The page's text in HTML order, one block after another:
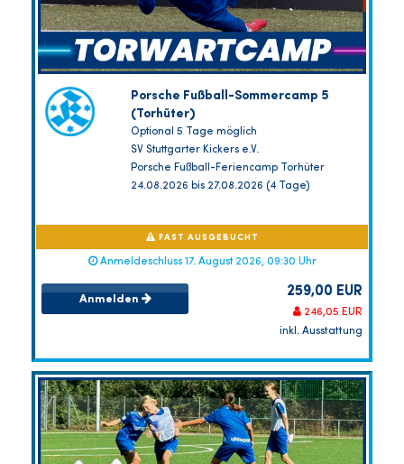
Porsche Fußball-Sommercamp 5
(Torhüter)
Optional 5 Tage möglich
SV Stuttgarter Kickers e.V.
Porsche Fußball-Feriencamp Torhüter
24.08.2026 bis 27.08.2026 (4 Tage)
FAST AUSGEBUCHT
Anmeldeschluss 17. August 2026, 09:30 Uhr
Anmelden 259,00 EUR
246,05 EUR
inkl. Ausstattung